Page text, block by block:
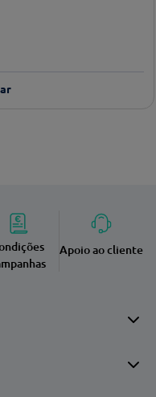
Apoio ao cliente